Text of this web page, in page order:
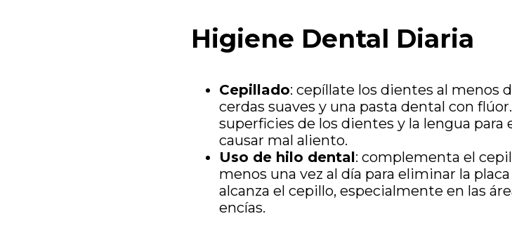
Higiene Dental Diaria
Cepillado: cepíllate los dientes al menos
cerdas suaves y una pasta dental con
superficies de los dientes y la lengua
causar mal aliento.
Uso de hilo dental: complementa el
menos una vez al día para eliminar la
alcanza el cepillo, especialmente en las
encías.